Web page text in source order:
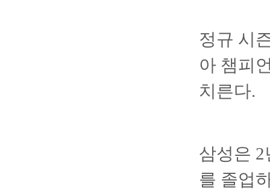
정규 시
아 챔피
치른다.
삼성은
를 졸업